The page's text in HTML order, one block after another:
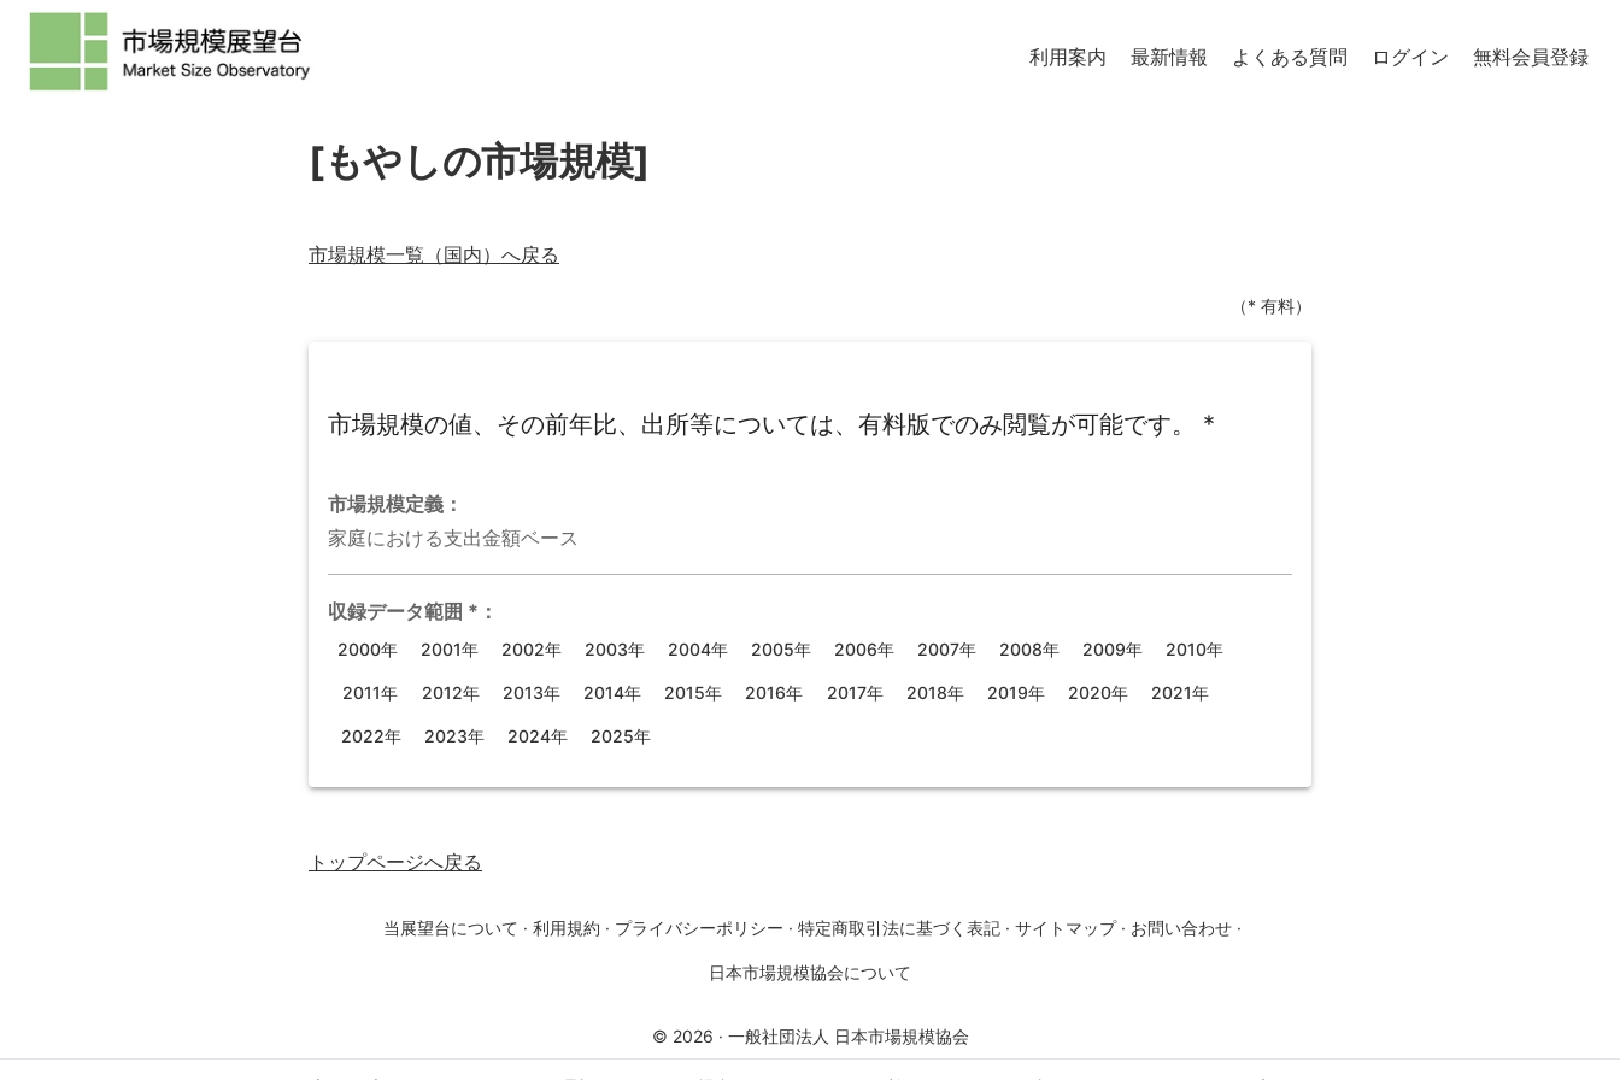
利用案内 最新情報 よくある質問 ログイン 無料会員登録
[もやしの市場規模]
市場規模一覧（国内）へ戻る
（* 有料）
市場規模の値、その前年比、出所等については、有料版でのみ閲覧が可能です。 *
市場規模定義：
家庭における支出金額ベース
収録データ範囲 * ：
2000年 2001年 2002年 2003年 2004年 2005年 2006年 2007年 2008年 2009年 2010年
2011年 2012年 2013年 2014年 2015年 2016年 2017年 2018年 2019年 2020年 2021年
2022年 2023年 2024年 2025年
トップページへ戻る
当展望台について · 利用規約 · プライバシーポリシー · 特定商取引法に基づく表記 · サイトマップ · お問い合わせ ·
日本市場規模協会について
© 2026 · 一般社団法人 日本市場規模協会